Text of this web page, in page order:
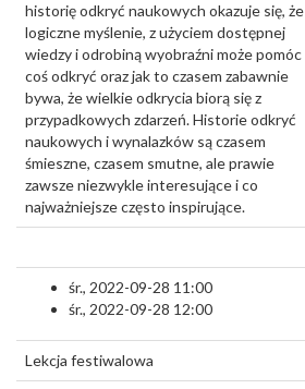
historię odkryć naukowych okazuje się, że
logiczne myślenie, z użyciem dostępnej
wiedzy i odrobiną wyobraźni może pomóc
coś odkryć oraz jak to czasem zabawnie
bywa, że wielkie odkrycia biorą się z
przypadkowych zdarzeń. Historie odkryć
naukowych i wynalazków są czasem
śmieszne, czasem smutne, ale prawie
zawsze niezwykle interesujące i co
najważniejsze często inspirujące.
śr., 2022-09-28 11:00
śr., 2022-09-28 12:00
Lekcja festiwalowa